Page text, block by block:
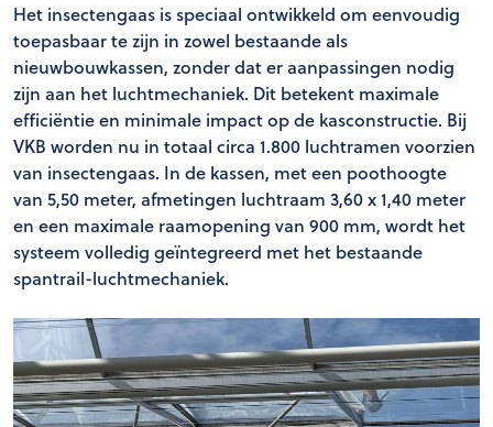
Het insectengaas is speciaal ontwikkeld om eenvoudig
toepasbaar te zijn in zowel bestaande als
nieuwbouwkassen, zonder dat er aanpassingen nodig
zijn aan het luchtmechaniek. Dit betekent maximale
efficiëntie en minimale impact op de kasconstructie. Bij
VKB worden nu in totaal circa 1.800 luchtramen voorzien
van insectengaas. In de kassen, met een poothoogte
van 5,50 meter, afmetingen luchtraam 3,60 x 1,40 meter
en een maximale raamopening van 900 mm, wordt het
systeem volledig geïntegreerd met het bestaande
spantrail-luchtmechaniek.